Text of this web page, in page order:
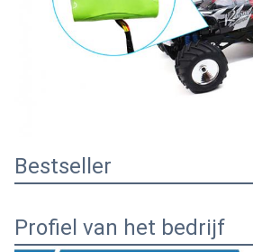
Bestseller
Profiel van het bedrijf